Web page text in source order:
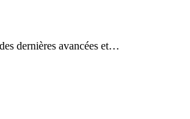
dernières avancées et…